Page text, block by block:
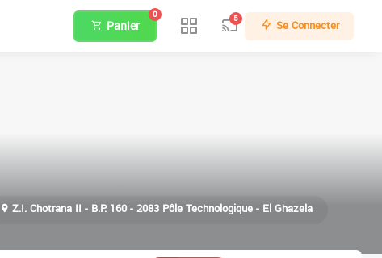
Panier
0 5 Se Connecter
Z.I. Chotrana II - B.P. 160 - 2083 Pôle Technologique - El Ghazela